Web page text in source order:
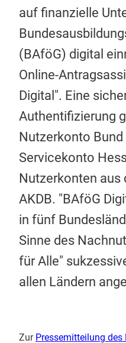
auf finanzielle
(BAföG) digital
Online-
Digital". Eine
Authentifizierung
Nutzerkonto Bund
Servicekonto
Nutzerkonten aus
AKDB. "BAföG
in fünf
Sinne des
für Alle"
allen Ländern
Zur Pressemitteilung